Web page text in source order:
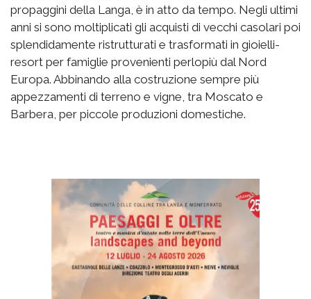
propaggini della Langa, è in atto da tempo. Negli ultimi
anni si sono moltiplicati gli acquisti di vecchi casolari poi
splendidamente ristrutturati e trasformati in gioielli-
resort per famiglie provenienti perlopiù dal Nord
Europa. Abbinando alla costruzione sempre più
appezzamenti di terreno e vigne, tra Moscato e
Barbera, per piccole produzioni domestiche.